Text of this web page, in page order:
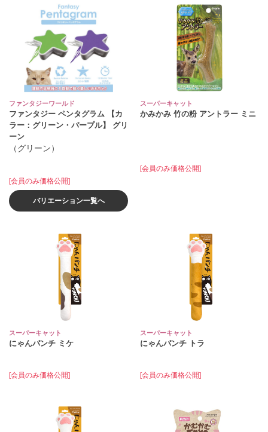
ファンタジーワールド
ファンタジー ペンタグラム 【カ
ラー：グリーン・パープル】 グリ
ーン
（グリーン）
[会員のみ価格公開]
バリエーション一覧へ
スーパーキャット
かみかみ 竹の粉 アントラー ミニ
[会員のみ価格公開]
スーパーキャット
にゃんパンチ ミケ
[会員のみ価格公開]
スーパーキャット
にゃんパンチ トラ
[会員のみ価格公開]